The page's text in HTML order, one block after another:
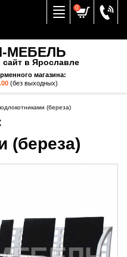
0
МЕБЕЛЬ
в Ярославле
магазина:
(без выходных)
(береза)
(береза)